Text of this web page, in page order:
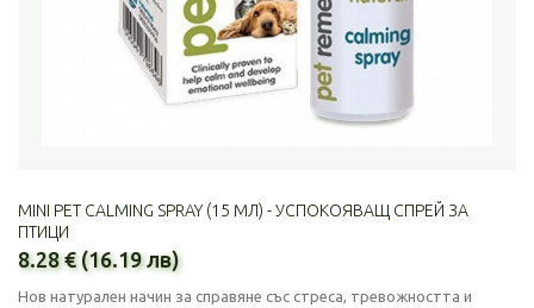
MINI PET CALMING SPRAY (15 МЛ) - УСПОКОЯВАЩ СПРЕЙ ЗА
ПТИЦИ
8.28 € (16.19 лв)
Нов натурален начин за справяне със стреса, тревожността и